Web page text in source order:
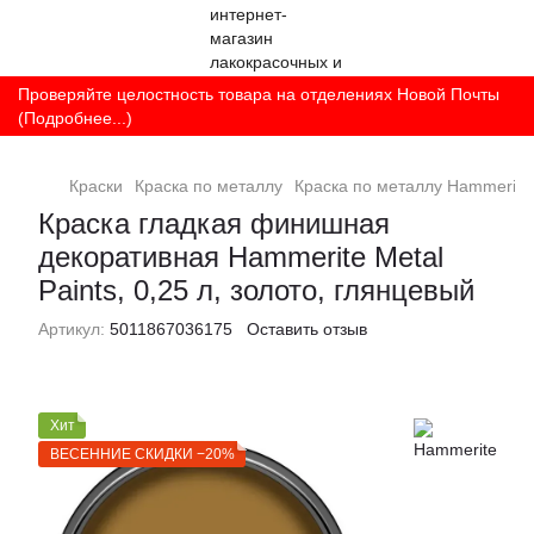
Проверяйте целостность товара на отделениях Новой Почты
(Подробнее...)
Краски Краска по металлу Краска по металлу Hammerite
Краска гладкая финишная
декоративная Hammerite Metal
Paints, 0,25 л, золото, глянцевый
Артикул: 5011867036175 Оставить отзыв
Хит
ВЕСЕННИЕ СКИДКИ −20%